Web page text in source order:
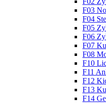
F03
F04
F05
F06
F07
F08
F10
F11
F12
F13
F14